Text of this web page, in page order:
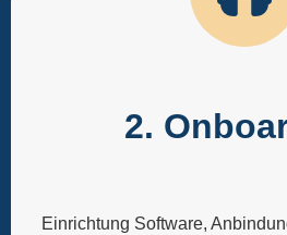
2.
Einrichtung Software,